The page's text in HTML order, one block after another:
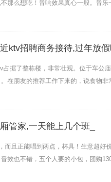
3吃好年夜饭跟小伙伴星聚会
-星聚会PARTYSHOW，酒吧
那么想吃！音响效果真心一般。音乐
ktv招聘商务接待,过年放假
了整栋楼，非常壮观。位于车公庙
在朋友的推荐工作下来的，说食物非
管家,一天能上几个班_
且正能唱到两点，杯具！生意超好
效也不错，五个人要的小包，团购